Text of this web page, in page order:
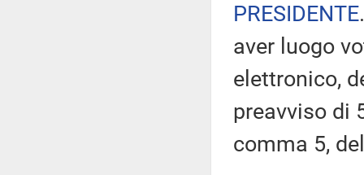
PRESIDENTE
aver luogo
elettronico,
preavviso di
comma 5,